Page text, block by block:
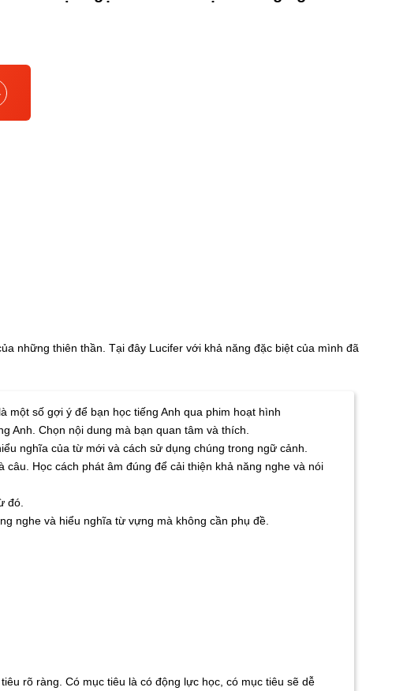
những thiên thần. Tại đây Lucifer với khả năng đặc biệt của mình đã
một số gợi ý để bạn học tiếng Anh qua phim hoạt hình
Anh. Chọn nội dung mà bạn quan tâm và thích.
nghĩa của từ mới và cách sử dụng chúng trong ngữ cảnh.
Học cách phát âm đúng để cải thiện khả năng nghe và nói
đó.
nghe và hiểu nghĩa từ vựng mà không cần phụ đề.
rõ ràng. Có mục tiêu là có động lực học, có mục tiêu sẽ dễ